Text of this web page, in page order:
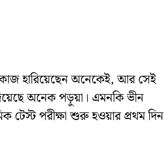
হারিয়েছেন অনেকেই, আর সেই
অনেক পড়ুয়া। এমনকি ভীন
টেস্ট পরীক্ষা শুরু হওয়ার প্রথম দিন